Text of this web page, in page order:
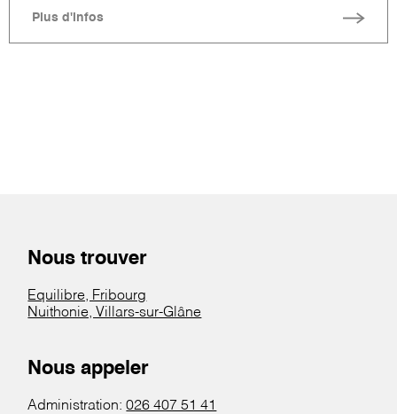
Plus d'infos
Nous trouver
Equilibre, Fribourg
Nuithonie, Villars-sur-Glâne
Nous appeler
Administration:026 407 51 41